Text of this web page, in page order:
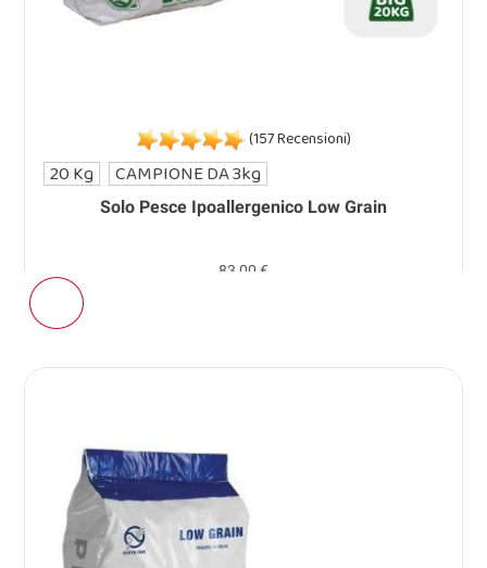
Solo Pesce Ipoallergenico Low Grain
(157 Recensioni)
83,00 €
20 Kg CAMPIONE DA 3kg